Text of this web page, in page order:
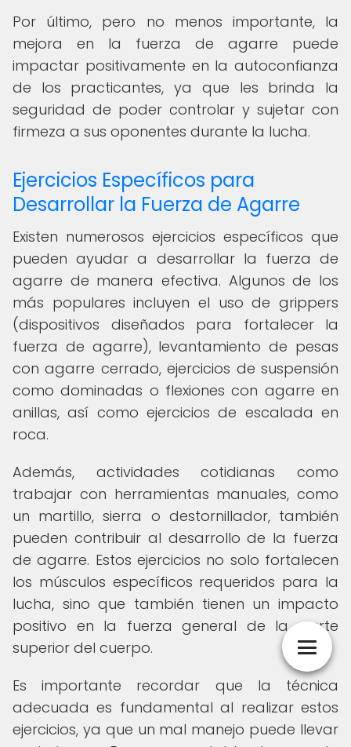
Por último, pero no menos importante, la
mejora en la fuerza de agarre puede
impactar positivamente en la autoconfianza
de los practicantes, ya que les brinda la
seguridad de poder controlar y sujetar con
firmeza a sus oponentes durante la lucha.
Ejercicios Específicos para
Desarrollar la Fuerza de Agarre
Existen numerosos ejercicios específicos que
pueden ayudar a desarrollar la fuerza de
agarre de manera efectiva. Algunos de los
más populares incluyen el uso de grippers
(dispositivos diseñados para fortalecer la
fuerza de agarre), levantamiento de pesas
con agarre cerrado, ejercicios de suspensión
como dominadas o flexiones con agarre en
anillas, así como ejercicios de escalada en
roca.
Además, actividades cotidianas como
trabajar con herramientas manuales, como
un martillo, sierra o destornillador, también
pueden contribuir al desarrollo de la fuerza
de agarre. Estos ejercicios no solo fortalecen
los músculos específicos requeridos para la
lucha, sino que también tienen un impacto
positivo en la fuerza general de la parte
superior del cuerpo.
Es importante recordar que la técnica
adecuada es fundamental al realizar estos
ejercicios, ya que un mal manejo puede llevar